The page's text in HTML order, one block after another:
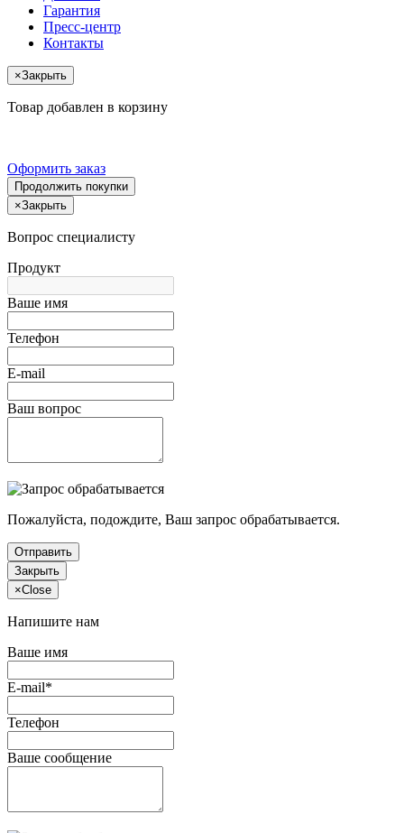
Гарантия
Пресс-центр
Контакты
×Закрыть
Товар добавлен в корзину
Оформить заказ
Продолжить покупки
×Закрыть
Вопрос специалисту
Продукт
Ваше имя
Телефон
E-mail
Ваш вопрос
Пожалуйста, подождите, Ваш запрос обрабатывается.
Отправить
Закрыть
×Close
Напишите нам
Ваше имя
E-mail*
Телефон
Ваше сообщение